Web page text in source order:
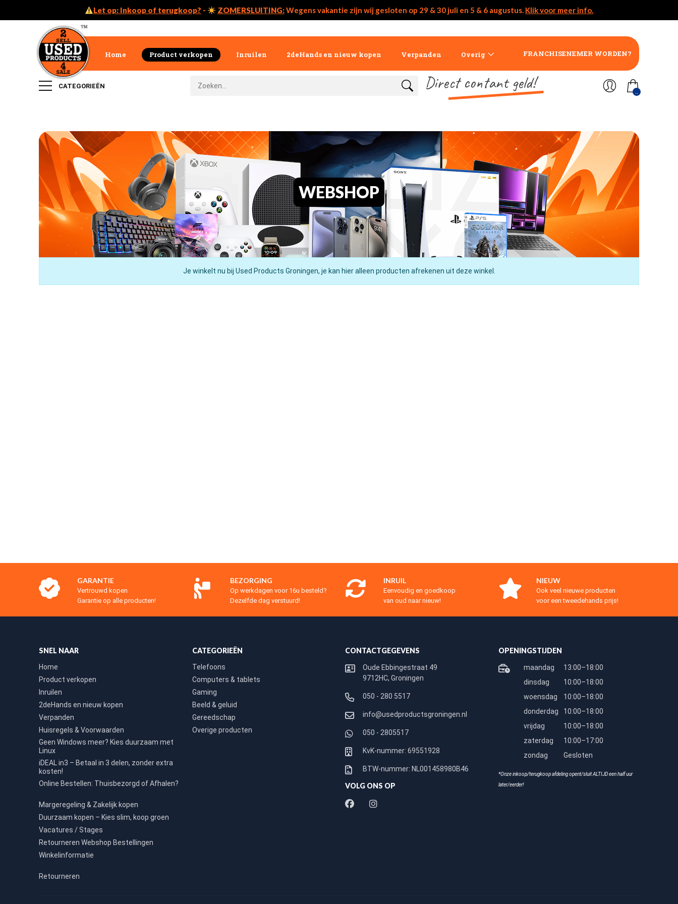
Let op: Inkoop of terugkoop? - ZOMERSLUITING:Wegens vakantie zijn wij gesloten op 29 & 30 juli en 5 & 6 augustus. Klik voor meer info.
Home Product verkopen Inruilen 2deHands en nieuw kopen Verpanden Overig FRANCHISENEMER WORDEN?
CATEGORIEËN Direct contant geld! ..
WEBSHOP
Je winkelt nu bij Used Products Groningen, je kan hier alleen producten afrekenen uit deze winkel.
GARANTIE
Vertrouwd kopen
Garantie op alle producten!
BEZORGING
Op werkdagen voor 16u besteld?
Dezelfde dag verstuurd!
INRUIL
Eenvoudig en goedkoop
van oud naar nieuw!
NIEUW
Ook veel nieuwe producten
voor een tweedehands prijs!
SNEL NAAR
Home
Product verkopen
Inruilen
2deHands en nieuw kopen
Verpanden
Huisregels & Voorwaarden
Geen Windows meer? Kies duurzaam met
Linux
iDEAL in3 – Betaal in 3 delen, zonder extra
kosten!
Online Bestellen: Thuisbezorgd of Afhalen?
Margeregeling & Zakelijk kopen
Duurzaam kopen – Kies slim, koop groen
Vacatures / Stages
Retourneren Webshop Bestellingen
Winkelinformatie
Retourneren
CATEGORIEËN
Telefoons
Computers & tablets
Gaming
Beeld & geluid
Gereedschap
Overige producten
CONTACTGEGEVENS
Oude Ebbingestraat 49
9712HC, Groningen
050 - 280 5517
info@usedproductsgroningen.nl
050 - 2805517
KvK-nummer: 69551928
BTW-nummer: NL001458980B46
VOLG ONS OP
OPENINGSTIJDEN
maandag
13:00–18:00
dinsdag
10:00–18:00
woensdag
10:00–18:00
donderdag
10:00–18:00
vrijdag
10:00–18:00
zaterdag
10:00–17:00
zondag
Gesloten
*Onze inkoop/terugkoop afdeling opent/sluit ALTIJD een half uur
later/eerder!